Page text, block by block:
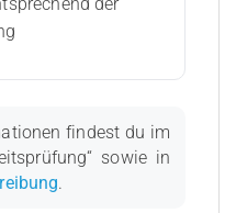
findest du im
sowie in
.